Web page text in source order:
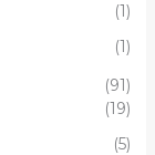
(1)
(1)
(91)
(19)
(5)